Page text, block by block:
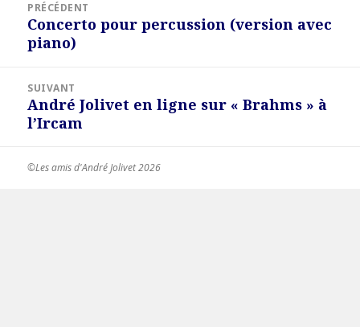
l’article
PRÉCÉDENT
Article
précédent :
Concerto pour percussion (version avec
piano)
SUIVANT
Article
suivant :
André Jolivet en ligne sur « Brahms » à
l’Ircam
©Les amis d'André Jolivet 2026